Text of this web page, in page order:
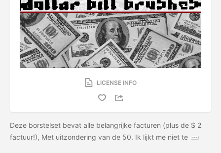
LICENSE INFO
Deze borstelset bevat alle belangrijke facturen (plus de $ 2
factuur!), Met uitzondering van de 50. Ik lijkt me niet te